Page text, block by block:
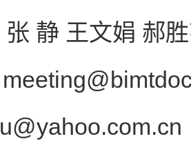
静 王文娟 郝